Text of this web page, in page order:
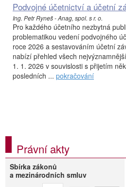
Podvojné účetnictví a účetní
Ing. Petr Ryneš - Anag, spol. s r. o.
Pro každého účetního nezbytná
problematikou vedení podvojného
roce 2026 a sestavováním účetní
nabízí přehled všech
1. 1. 2026 v souvislosti s přijetím
posledních ... pokračování
Právní akty
Sbírka zákonů
a mezinárodních smluv